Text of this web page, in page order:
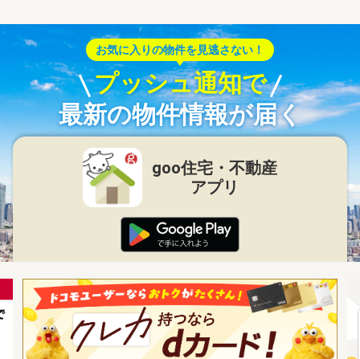
お気に入りの物件を見逃さない！
プッシュ通知で
最新の物件情報が届く
goo住宅・不動産
アプリ